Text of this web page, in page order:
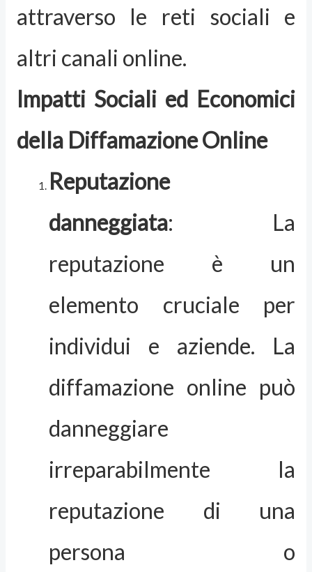
attraverso le reti sociali e
altri canali online.
Impatti Sociali ed Economici
della Diffamazione Online
Reputazione
danneggiata: La
reputazione è un
elemento cruciale per
individui e aziende. La
diffamazione online può
danneggiare
irreparabilmente la
reputazione di una
persona o